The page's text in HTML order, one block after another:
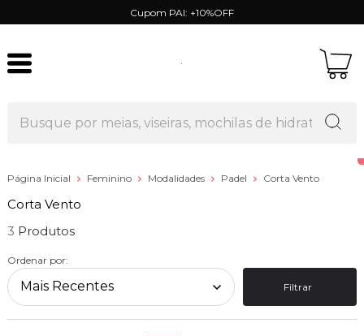
Cupom PAI: +10%OFF
Página Inicial Feminino Modalidades Padel Corta Vento
Corta Vento
3
Ordenar por:
Filtrar